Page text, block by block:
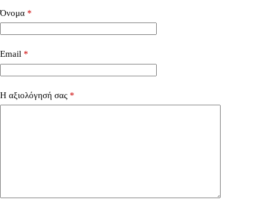
Όνομα *
Email *
Η αξιολόγησή σας *